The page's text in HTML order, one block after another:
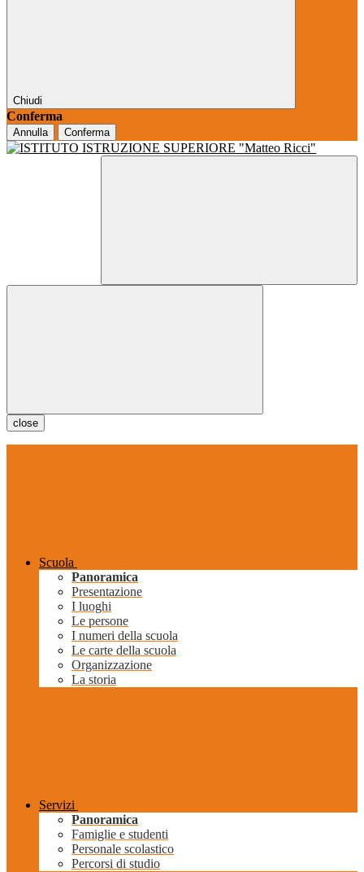
Chiudi
Conferma
Annulla Conferma
close
Scuola
Panoramica
Presentazione
I luoghi
Le persone
I numeri della scuola
Le carte della scuola
Organizzazione
La storia
Servizi
Panoramica
Famiglie e studenti
Personale scolastico
Percorsi di studio